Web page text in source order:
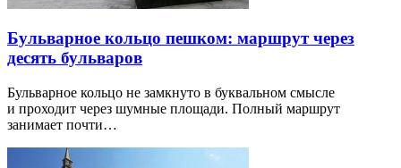
Бульварное кольцо пешком: маршрут через
десять бульваров
Бульварное кольцо не замкнуто в буквальном смысле
и проходит через шумные площади. Полный маршрут
занимает почти…